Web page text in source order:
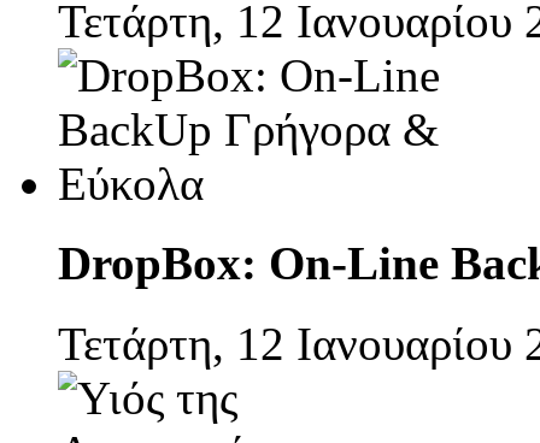
Τετάρτη, 12 Ιανουαρίου
DropBox: On-Line
Τετάρτη, 12 Ιανουαρίου